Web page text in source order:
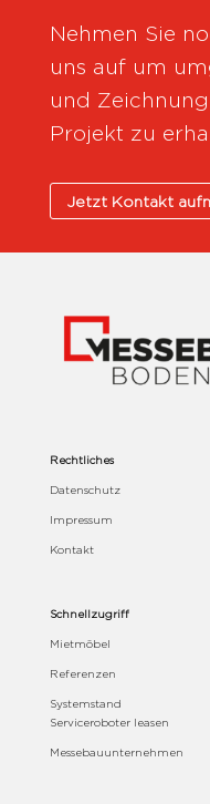
Nehmen Sie
uns auf um
und
Projekt zu
Jetzt Kontakt
Rechtliches
Datenschutz
Impressum
Kontakt
Schnellzugriff
Mietmöbel
Referenzen
Systemstand
Serviceroboter leasen
Messebauunternehmen